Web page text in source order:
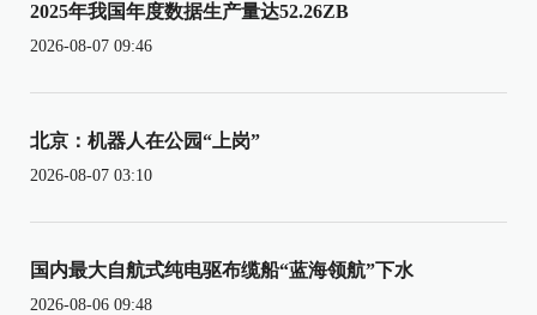
2025年我国年度数据生产量达52.26ZB
2026-08-07 09:46
北京：机器人在公园“上岗”
2026-08-07 03:10
国内最大自航式纯电驱布缆船“蓝海领航”下水
2026-08-06 09:48